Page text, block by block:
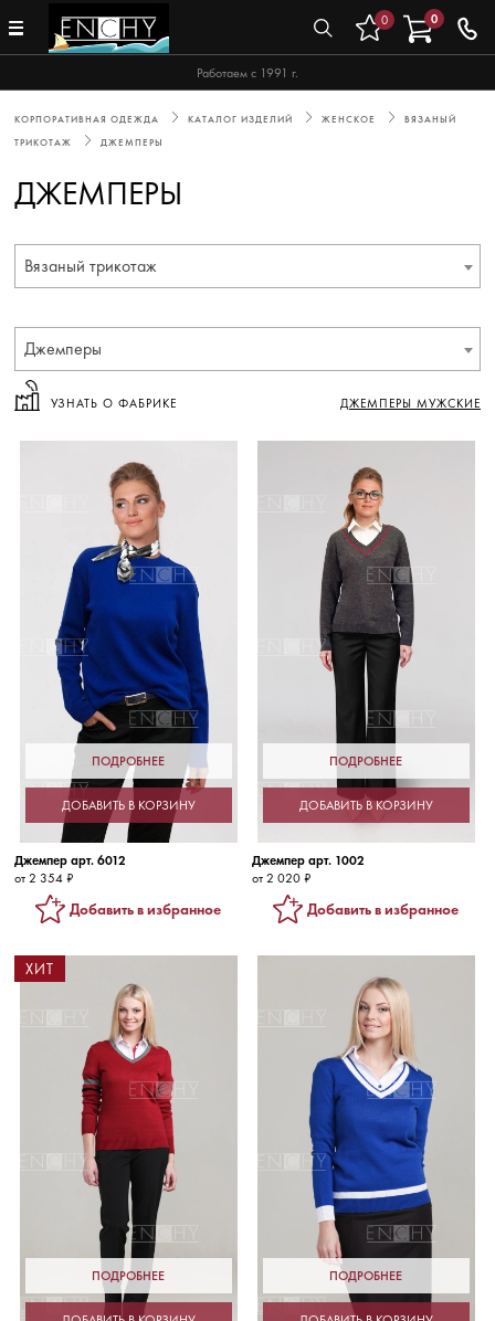
Работаем с 1991 г.
0 0
КОРПОРАТИВНАЯ ОДЕЖДА КАТАЛОГ ИЗДЕЛИЙ ЖЕНСКОЕ
ВЯЗАНЫЙ
ТРИКОТАЖ
ДЖЕМПЕРЫ
ДЖЕМПЕРЫ
Вязаный трикотаж
Джемперы
УЗНАТЬ О ФАБРИКЕ ДЖЕМПЕРЫ МУЖСКИЕ
ПОДРОБНЕЕ
ДОБАВИТЬ В КОРЗИНУ
Джемпер арт. 6012
от 2 354 ₽
Добавить в избранное
ПОДРОБНЕЕ
ДОБАВИТЬ В КОРЗИНУ
Джемпер арт. 1002
от 2 020 ₽
Добавить в избранное
ПОДРОБНЕЕ
ХИТ
ПОДРОБНЕЕ